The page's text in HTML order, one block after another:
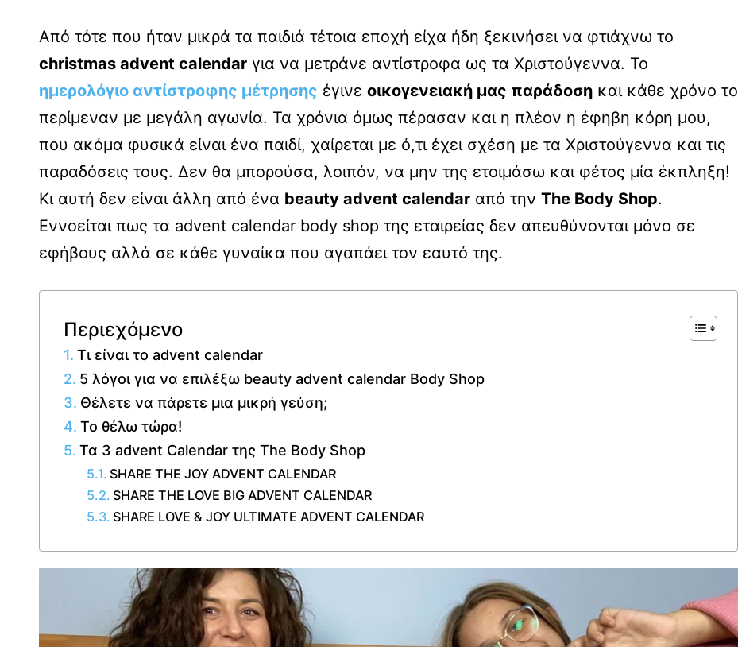
Από τότε που ήταν μικρά τα παιδιά τέτοια εποχή είχα ήδη ξεκινήσει να φτιάχνω το
christmas advent calendar για να μετράνε αντίστροφα ως τα Χριστούγεννα. Το
ημερολόγιο αντίστροφης μέτρησης έγινε οικογενειακή μας παράδοση και κάθε χρόνο το
περίμεναν με μεγάλη αγωνία. Τα χρόνια όμως πέρασαν και η πλέον η έφηβη κόρη μου,
που ακόμα φυσικά είναι ένα παιδί, χαίρεται με ό,τι έχει σχέση με τα Χριστούγεννα και τις
παραδόσεις τους. Δεν θα μπορούσα, λοιπόν, να μην της ετοιμάσω και φέτος μία έκπληξη!
Κι αυτή δεν είναι άλλη από ένα beauty advent calendar από την The Body Shop.
Εννοείται πως τα advent calendar body shop της εταιρείας δεν απευθύνονται μόνο σε
εφήβους αλλά σε κάθε γυναίκα που αγαπάει τον εαυτό της.
Περιεχόμενο
Τι είναι το advent calendar
5 λόγοι για να επιλέξω beauty advent calendar Body Shop
Θέλετε να πάρετε μια μικρή γεύση;
Το θέλω τώρα!
Τα 3 advent Calendar της The Body Shop
SHARE THE JOY ADVENT CALENDAR
SHARE THE LOVE BIG ADVENT CALENDAR
SHARE LOVE & JOY ULTIMATE ADVENT CALENDAR